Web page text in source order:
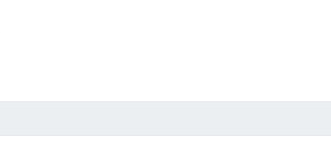
LA SUITE